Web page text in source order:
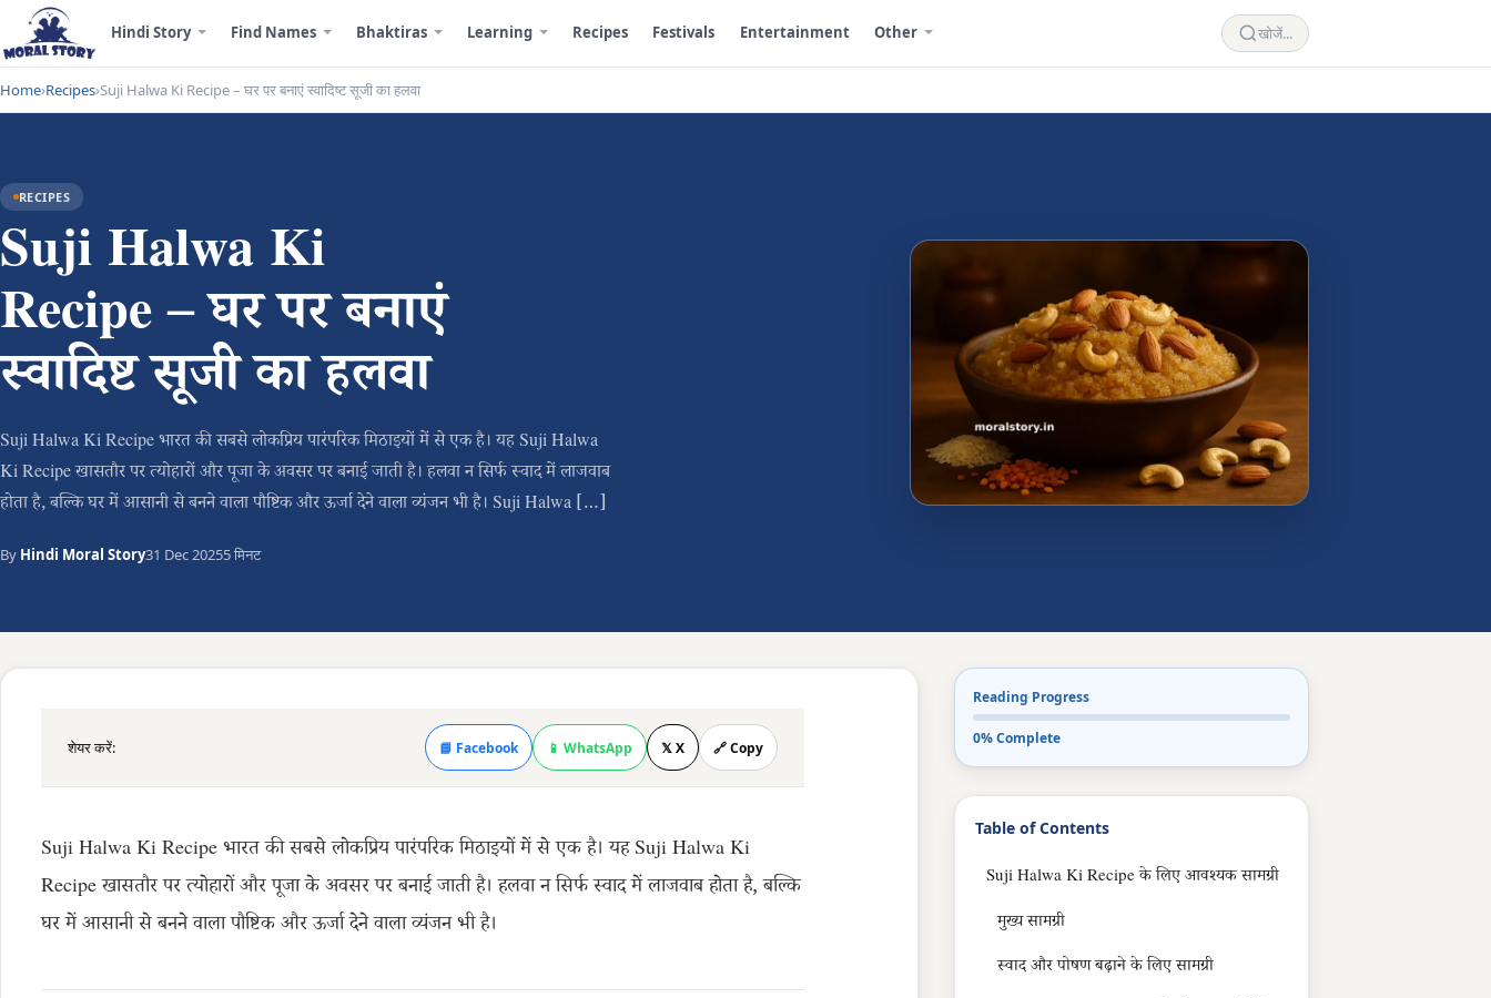
Hindi Story Find Names Bhaktiras Learning Recipes Festivals Entertainment Other खोजें...
Home›Recipes›Suji Halwa Ki Recipe – घर पर बनाएं स्वादिष्ट सूजी का हलवा
RECIPES
Suji Halwa Ki
Recipe – घर पर बनाएं
स्वादिष्ट सूजी का हलवा
Suji Halwa Ki Recipe भारत की सबसे लोकप्रिय पारंपरिक मिठाइयों में से एक है। यह Suji Halwa
Ki Recipe खासतौर पर त्योहारों और पूजा के अवसर पर बनाई जाती है। हलवा न सिर्फ स्वाद में लाजवाब
होता है, बल्कि घर में आसानी से बनने वाला पौष्टिक और ऊर्जा देने वाला व्यंजन भी है। Suji Halwa […]
By Hindi Moral Story31 Dec 20255 मिनट
शेयर करें: 📘 Facebook 📱 WhatsApp 𝕏 X 🔗 Copy
Suji Halwa Ki Recipe भारत की सबसे लोकप्रिय पारंपरिक मिठाइयों में से एक है। यह Suji Halwa Ki
Recipe खासतौर पर त्योहारों और पूजा के अवसर पर बनाई जाती है। हलवा न सिर्फ स्वाद में लाजवाब होता है, बल्कि
घर में आसानी से बनने वाला पौष्टिक और ऊर्जा देने वाला व्यंजन भी है।
Reading Progress
0% Complete
Table of Contents
Suji Halwa Ki Recipe के लिए आवश्यक सामग्री
मुख्य सामग्री
स्वाद और पोषण बढ़ाने के लिए सामग्री